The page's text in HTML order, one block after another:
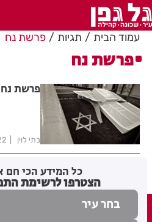
עמוד הבית תגיות פרשת נח
פרשת נח
פרשת
בתי לוין
כל המידע הכי חם
הצטרפו לרשימת